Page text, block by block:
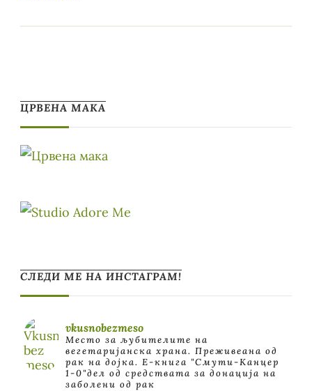
ЦРВЕНА МАКА
СЛЕДИ МЕ НА ИНСТАГРАМ!
vkusnobezmeso
Место за љубителите на
вегетаријанска храна. Преживеана од
рак на дојка. E-книга "Смути-Канцер
1-0"дел од средствата за донација на
заболени од рак